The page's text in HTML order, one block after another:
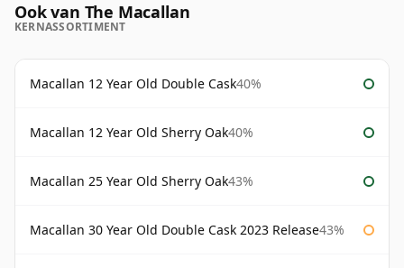
Ook van The Macallan
KERNASSORTIMENT
Macallan 12 Year Old Double Cask40%
Macallan 12 Year Old Sherry Oak40%
Macallan 25 Year Old Sherry Oak43%
Macallan 30 Year Old Double Cask 2023 Release43%